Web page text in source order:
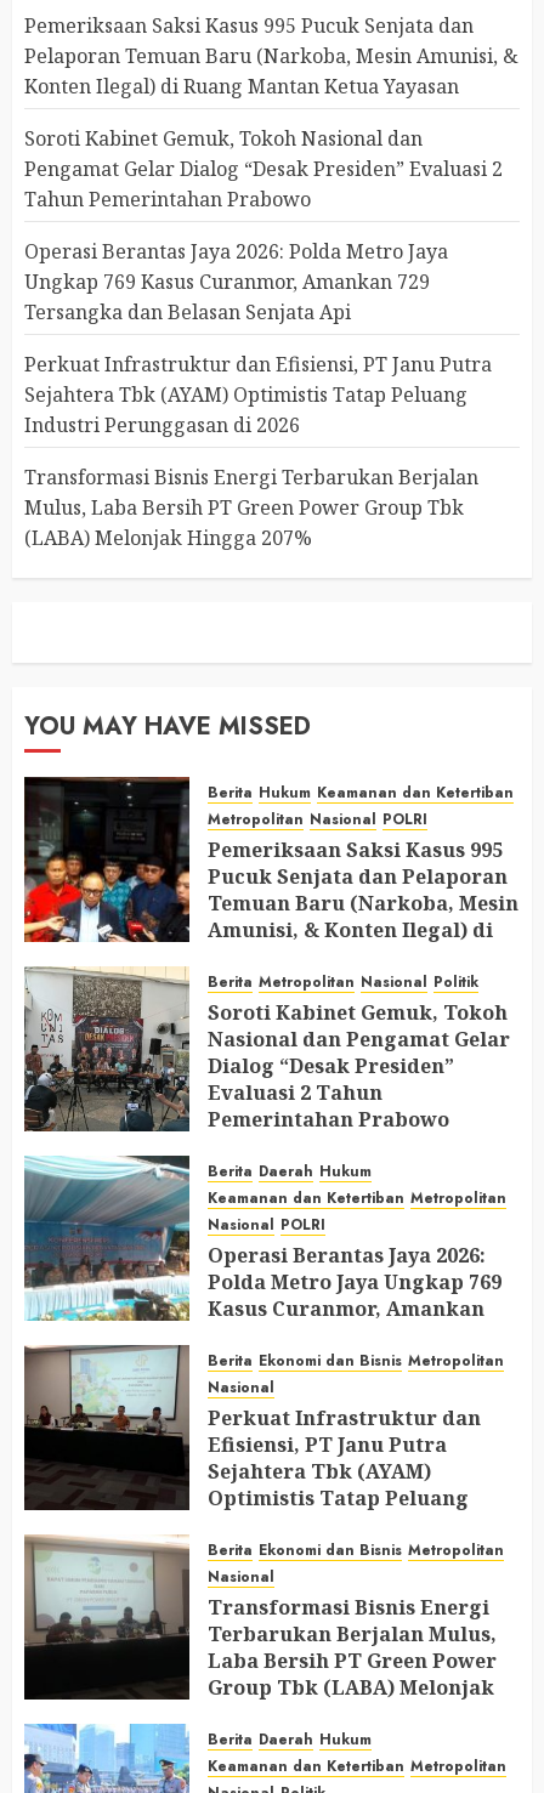
Pemeriksaan Saksi Kasus 995 Pucuk Senjata dan
Pelaporan Temuan Baru (Narkoba, Mesin Amunisi, &
Konten Ilegal) di Ruang Mantan Ketua Yayasan
Soroti Kabinet Gemuk, Tokoh Nasional dan
Pengamat Gelar Dialog “Desak Presiden” Evaluasi 2
Tahun Pemerintahan Prabowo
Operasi Berantas Jaya 2026: Polda Metro Jaya
Ungkap 769 Kasus Curanmor, Amankan 729
Tersangka dan Belasan Senjata Api
Perkuat Infrastruktur dan Efisiensi, PT Janu Putra
Sejahtera Tbk (AYAM) Optimistis Tatap Peluang
Industri Perunggasan di 2026
Transformasi Bisnis Energi Terbarukan Berjalan
Mulus, Laba Bersih PT Green Power Group Tbk
(LABA) Melonjak Hingga 207%
YOU MAY HAVE MISSED
Berita Hukum Keamanan dan Ketertiban
Metropolitan Nasional POLRI
Pemeriksaan Saksi Kasus 995
Pucuk Senjata dan Pelaporan
Temuan Baru (Narkoba, Mesin
Amunisi, & Konten Ilegal) di
AUGUST 6, 2026 0
Berita Metropolitan Nasional Politik
Soroti Kabinet Gemuk, Tokoh
Nasional dan Pengamat Gelar
Dialog “Desak Presiden”
Evaluasi 2 Tahun
Pemerintahan Prabowo
Berita Daerah Hukum
Keamanan dan Ketertiban Metropolitan
Nasional POLRI
Operasi Berantas Jaya 2026:
Polda Metro Jaya Ungkap 769
Kasus Curanmor, Amankan
Senjata Api
JULY 31, 2026
Berita Ekonomi dan Bisnis Metropolitan
Nasional
Perkuat Infrastruktur dan
Efisiensi, PT Janu Putra
Sejahtera Tbk (AYAM)
Optimistis Tatap Peluang
JULY 30, 2026 0
Berita Ekonomi dan Bisnis Metropolitan
Nasional
Transformasi Bisnis Energi
Terbarukan Berjalan Mulus,
Laba Bersih PT Green Power
Group Tbk (LABA) Melonjak
JULY 30, 2026 0
Berita Daerah Hukum
Keamanan dan Ketertiban Metropolitan